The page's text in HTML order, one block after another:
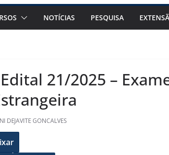
NOTÍCIAS PESQUISA
21/2025 –
DEJAVITE GONCALVES